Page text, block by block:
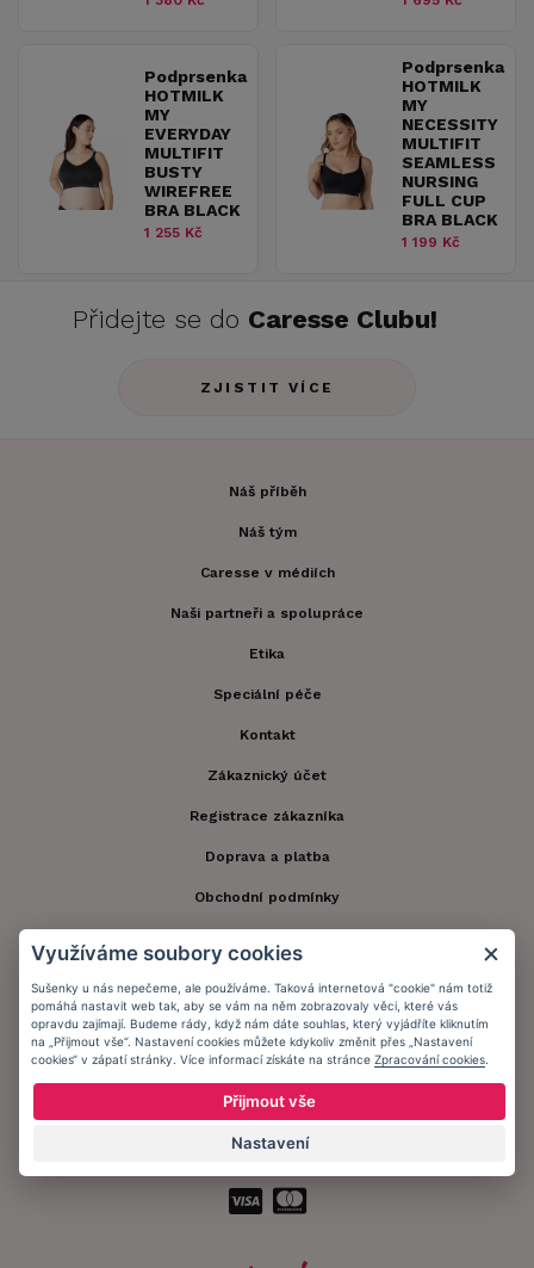
Podprsenka
HOTMILK
MY
EVERYDAY
MULTIFIT
BUSTY
WIREFREE
BRA BLACK
1 255 Kč
Podprsenka
HOTMILK
MY
NECESSITY
MULTIFIT
SEAMLESS
NURSING
FULL CUP
BRA BLACK
1 199 Kč
Přidejte se do Caresse Clubu!
ZJISTIT VÍCE
Náš příběh
Náš tým
Caresse v médiích
Naši partneři a spolupráce
Etika
Speciální péče
Kontakt
Zákaznický účet
Registrace zákazníka
Doprava a platba
Obchodní podmínky
Zůstaňte s námi v kontaktu.
Využíváme soubory cookies
Sušenky u nás nepečeme, ale používáme. Taková internetová "cookie" nám totiž
pomáhá nastavit web tak, aby se vám na něm zobrazovaly věci, které vás
opravdu zajímají. Budeme rády, když nám dáte souhlas, který vyjádříte kliknutím
na „Přijmout vše“. Nastavení cookies můžete kdykoliv změnit přes „Nastavení
cookies“ v zápatí stránky. Více informací získáte na stránce Zpracování cookies
Přijmout vše
Nastavení